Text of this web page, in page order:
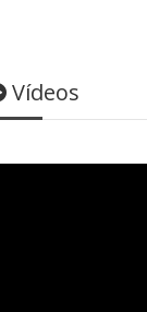
Vídeos